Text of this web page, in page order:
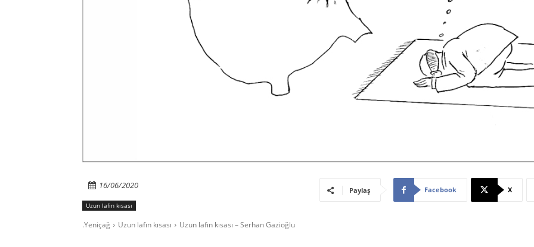
16/06/2020
Uzun lafın kısası
Paylaş Facebook X
.Yeniçağ Uzun lafın kısası Uzun lafın kısası – Serhan Gazioğlu